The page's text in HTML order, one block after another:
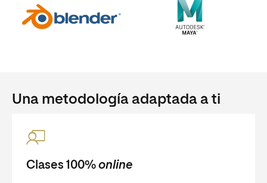
Una metodología adaptada a ti
Clases 100% online